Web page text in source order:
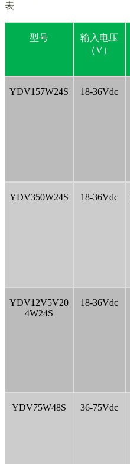
表
型号
输入电压
（V）
YDV157W24S 18-36Vdc
YDV350W24S 18-36Vdc
YDV12V5V20
4W24S
18-36Vdc
YDV75W48S 36-75Vdc